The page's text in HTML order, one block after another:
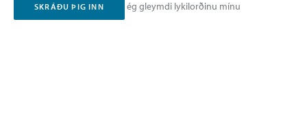
ég gleymdi lykilorðinu mínu